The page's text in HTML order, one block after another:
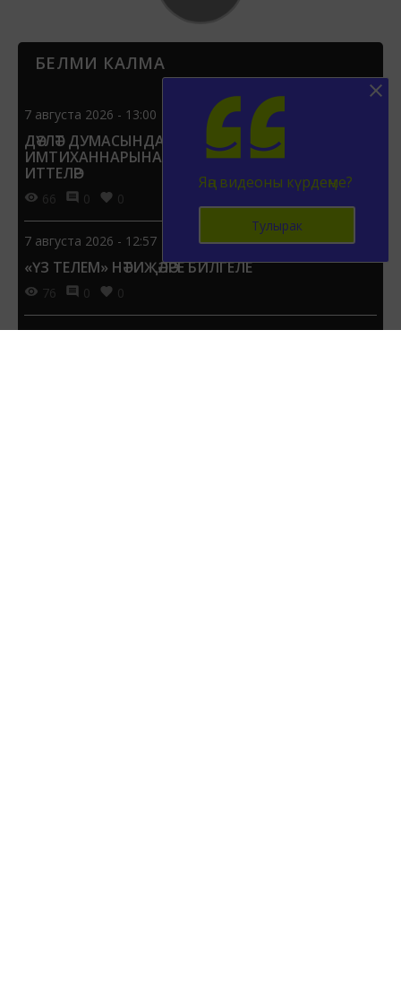
БЕЛМИ КАЛМА
7 августа 2026 - 13:00
ДӘҮЛӘТ ДУМАСЫНДА БДИНЫ ДӘҮЛӘТ
ИМТИХАННАРЫНА АЛЫШТЫРЫРГА ТӘКЪДИМ
ИТТЕЛӘР
66 0 0
7 августа 2026 - 12:57
«ҮЗ ТЕЛЕМ» НӘТИҖӘЛӘРЕ БИЛГЕЛЕ
76 0 0
6 августа 2026 - 13:55
Яңа видеоны күрдеңме?
Тулырак